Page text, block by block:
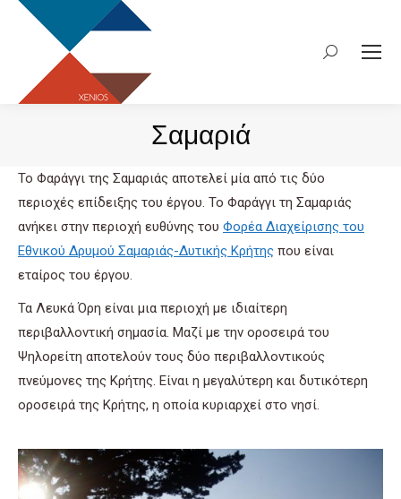
περιεχόμενο
Σαμαριά
Το Φαράγγι της Σαμαριάς αποτελεί μία από τις δύο
περιοχές επίδειξης του έργου. Το Φαράγγι τη Σαμαριάς
ανήκει στην περιοχή ευθύνης του Φορέα Διαχείρισης του
Εθνικού Δρυμού Σαμαριάς-Δυτικής Κρήτης που είναι
εταίρος του έργου.
Τα Λευκά Όρη είναι μια περιοχή με ιδιαίτερη
περιβαλλοντική σημασία. Μαζί με την οροσειρά του
Ψηλορείτη αποτελούν τους δύο περιβαλλοντικούς
πνεύμονες της Κρήτης. Είναι η μεγαλύτερη και δυτικότερη
οροσειρά της Κρήτης, η οποία κυριαρχεί στο νησί.